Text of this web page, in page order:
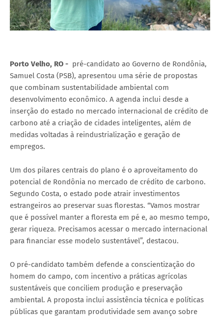
Porto Velho, RO - pré-candidato ao Governo de Rondônia,
Samuel Costa (PSB), apresentou uma série de propostas
que combinam sustentabilidade ambiental com
desenvolvimento econômico. A agenda inclui desde a
inserção do estado no mercado internacional de crédito de
carbono até a criação de cidades inteligentes, além de
medidas voltadas à reindustrialização e geração de
empregos.
Um dos pilares centrais do plano é o aproveitamento do
potencial de Rondônia no mercado de crédito de carbono.
Segundo Costa, o estado pode atrair investimentos
estrangeiros ao preservar suas florestas. “Vamos mostrar
que é possível manter a floresta em pé e, ao mesmo tempo,
gerar riqueza. Precisamos acessar o mercado internacional
para financiar esse modelo sustentável”, destacou.
O pré-candidato também defende a conscientização do
homem do campo, com incentivo a práticas agrícolas
sustentáveis que conciliem produção e preservação
ambiental. A proposta inclui assistência técnica e políticas
públicas que garantam produtividade sem avanço sobre